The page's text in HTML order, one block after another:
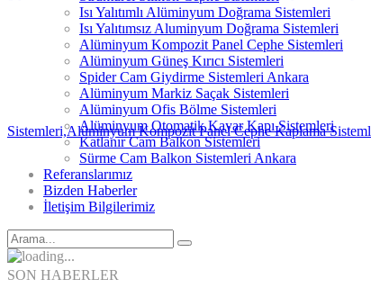
Isı Yalıtımlı Alüminyum Doğrama Sistemleri
Isı Yalıtımsız Aluminyum Doğrama Sistemleri
Alüminyum Kompozit Panel Cephe Sistemleri
Alüminyum Güneş Kırıcı Sistemleri
Spider Cam Giydirme Sistemleri Ankara
Alüminyum Markiz Saçak Sistemleri
Alüminyum Ofis Bölme Sistemleri
Alüminyum Otomatik Kayar Kapı Sistemleri
Katlanır Cam Balkon Sistemleri
Sürme Cam Balkon Sistemleri Ankara
Referanslarımız
Bizden Haberler
İletişim Bilgilerimiz
SON HABERLER